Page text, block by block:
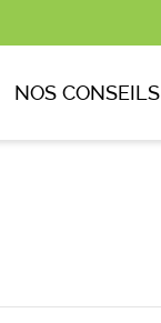
NOS CONSEILS